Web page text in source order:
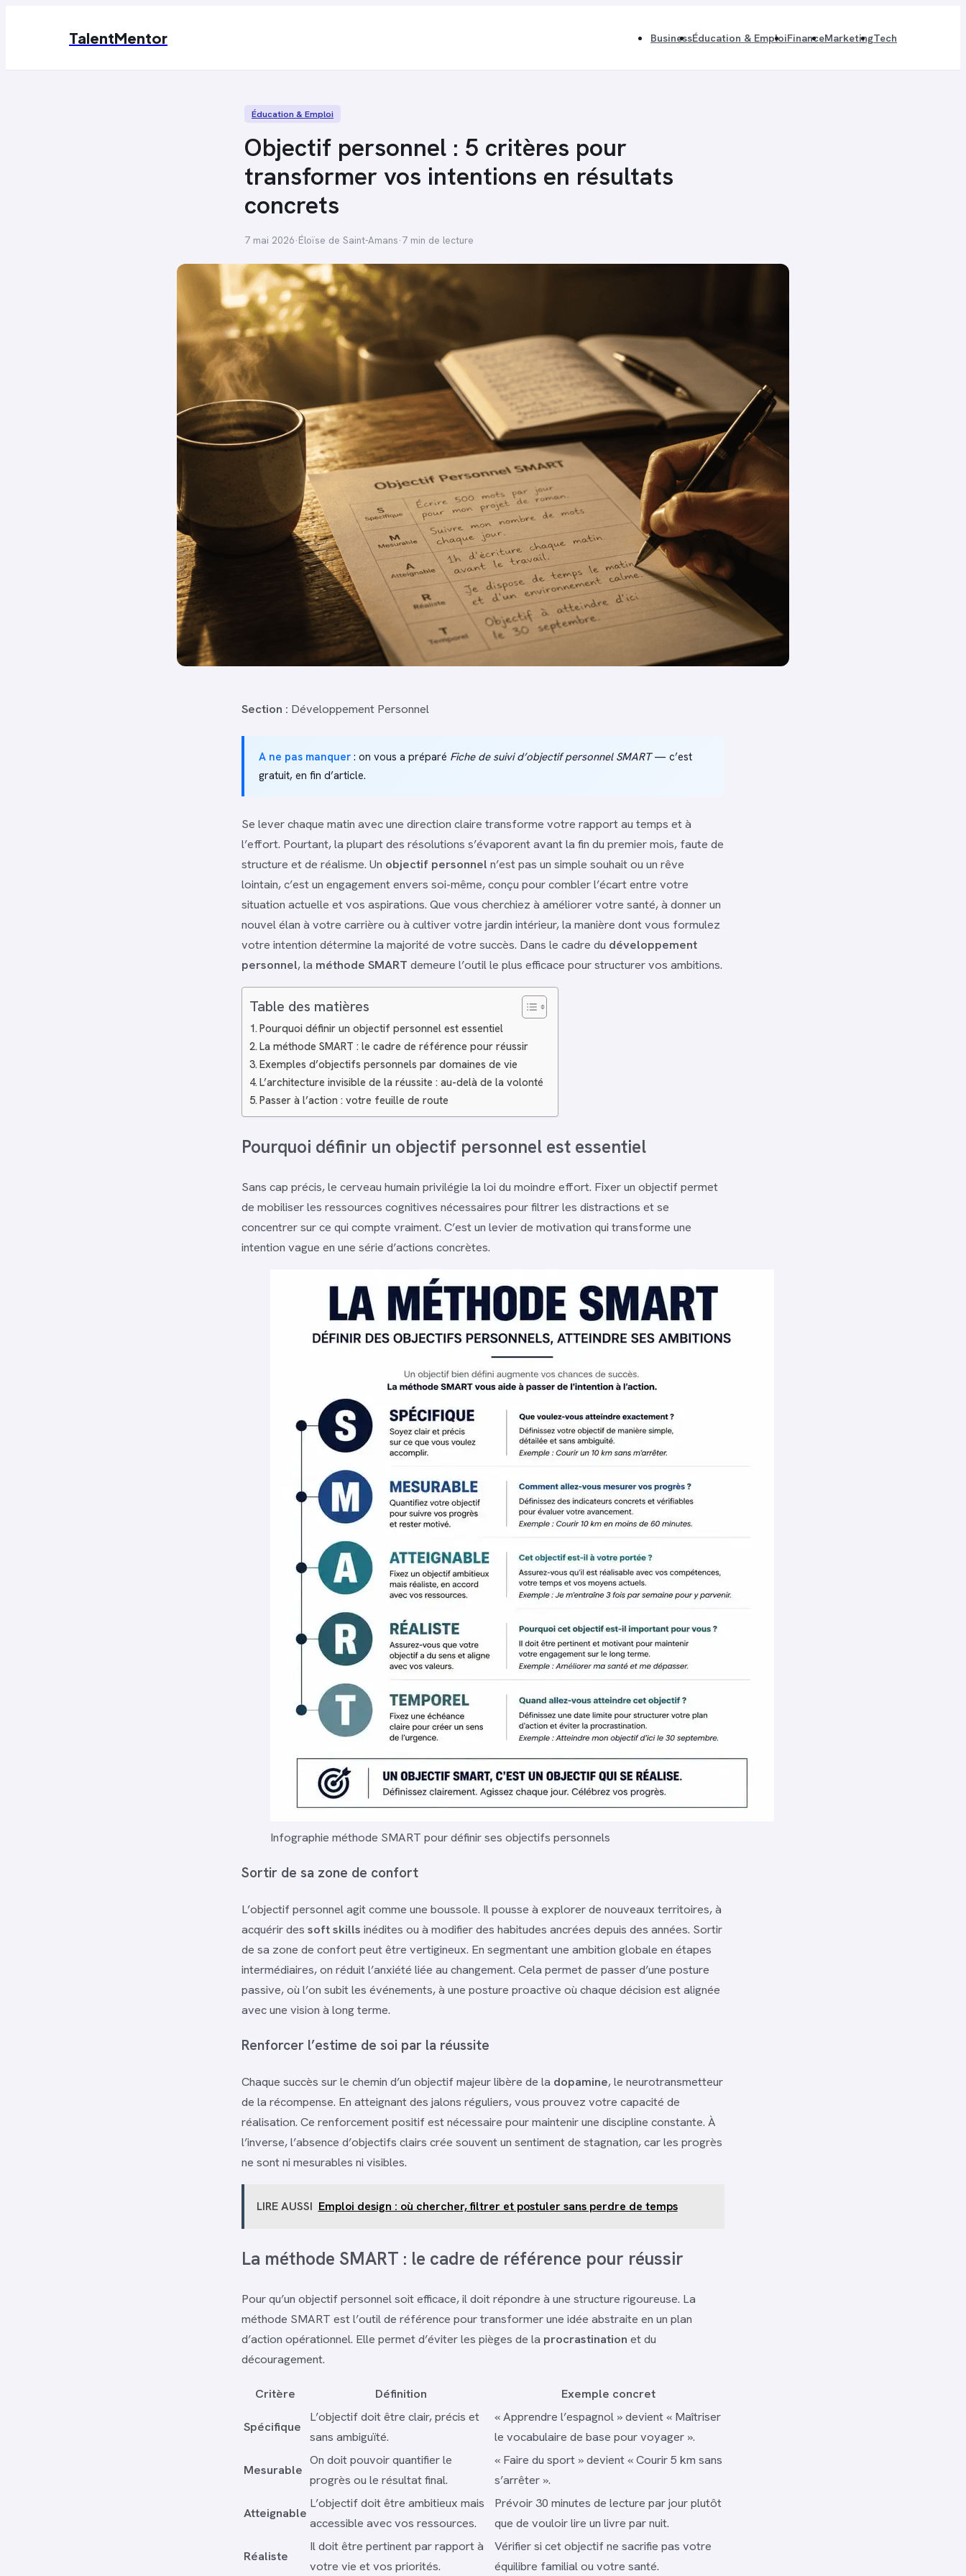
TalentMentor BusinessÉducation & EmploiFinanceMarketingTech
Éducation & Emploi
Objectif personnel : 5 critères pour
transformer vos intentions en résultats
concrets
7 mai 2026·Éloïse de Saint-Amans·7 min de lecture
Section : Développement Personnel
A ne pas manquer : on vous a préparé Fiche de suivi d’objectif personnel SMART— c’est
gratuit, en fin d’article.
Se lever chaque matin avec une direction claire transforme votre rapport au temps et à
l’effort. Pourtant, la plupart des résolutions s’évaporent avant la fin du premier mois, faute de
structure et de réalisme. Un objectif personnel n’est pas un simple souhait ou un rêve
lointain, c’est un engagement envers soi-même, conçu pour combler l’écart entre votre
situation actuelle et vos aspirations. Que vous cherchiez à améliorer votre santé, à donner un
nouvel élan à votre carrière ou à cultiver votre jardin intérieur, la manière dont vous formulez
votre intention détermine la majorité de votre succès. Dans le cadre du développement
personnel, la méthode SMART demeure l’outil le plus efficace pour structurer vos ambitions.
Table des matières
Pourquoi définir un objectif personnel est essentiel
La méthode SMART : le cadre de référence pour réussir
Exemples d’objectifs personnels par domaines de vie
L’architecture invisible de la réussite : au-delà de la volonté
Passer à l’action : votre feuille de route
Pourquoi définir un objectif personnel est essentiel
Sans cap précis, le cerveau humain privilégie la loi du moindre effort. Fixer un objectif permet
de mobiliser les ressources cognitives nécessaires pour filtrer les distractions et se
concentrer sur ce qui compte vraiment. C’est un levier de motivation qui transforme une
intention vague en une série d’actions concrètes.
Infographie méthode SMART pour définir ses objectifs personnels
Sortir de sa zone de confort
L’objectif personnel agit comme une boussole. Il pousse à explorer de nouveaux territoires, à
acquérir des soft skills inédites ou à modifier des habitudes ancrées depuis des années. Sortir
de sa zone de confort peut être vertigineux. En segmentant une ambition globale en étapes
intermédiaires, on réduit l’anxiété liée au changement. Cela permet de passer d’une posture
passive, où l’on subit les événements, à une posture proactive où chaque décision est alignée
avec une vision à long terme.
Renforcer l’estime de soi par la réussite
Chaque succès sur le chemin d’un objectif majeur libère de la dopamine, le neurotransmetteur
de la récompense. En atteignant des jalons réguliers, vous prouvez votre capacité de
réalisation. Ce renforcement positif est nécessaire pour maintenir une discipline constante. À
l’inverse, l’absence d’objectifs clairs crée souvent un sentiment de stagnation, car les progrès
ne sont ni mesurables ni visibles.
LIRE AUSSI Emploi design : où chercher, filtrer et postuler sans perdre de temps
La méthode SMART : le cadre de référence pour réussir
Pour qu’un objectif personnel soit efficace, il doit répondre à une structure rigoureuse. La
méthode SMART est l’outil de référence pour transformer une idée abstraite en un plan
d’action opérationnel. Elle permet d’éviter les pièges de la procrastination et du
découragement.
Critère Définition Exemple concret
Spécifique
L’objectif doit être clair, précis et
sans ambiguïté.
« Apprendre l’espagnol » devient « Maîtriser
le vocabulaire de base pour voyager ».
Mesurable
On doit pouvoir quantifier le
progrès ou le résultat final.
« Faire du sport » devient « Courir 5 km sans
s’arrêter ».
Atteignable
L’objectif doit être ambitieux mais
accessible avec vos ressources.
Prévoir 30 minutes de lecture par jour plutôt
que de vouloir lire un livre par nuit.
Réaliste
Il doit être pertinent par rapport à
votre vie et vos priorités.
Vérifier si cet objectif ne sacrifie pas votre
équilibre familial ou votre santé.